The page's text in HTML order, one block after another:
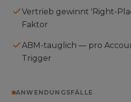
Vertrieb gewinnt 'Right-
Faktor
ABM-tauglich — pro
Trigger
ANWENDUNGSFÄLLE